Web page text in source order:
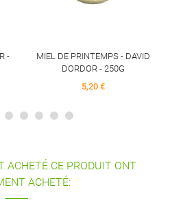
DE PRINTEMPS - DAVID
DORDOR - 250G
ACHETÉ CE PRODUIT ONT
ACHETÉ: